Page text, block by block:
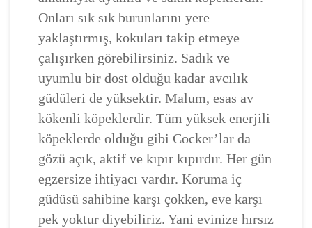
Onları sık sık burunlarını yere
yaklaştırmış, kokuları takip etmeye
çalışırken görebilirsiniz. Sadık ve
uyumlu bir dost olduğu kadar avcılık
güdüleri de yüksektir. Malum, esas av
kökenli köpeklerdir. Tüm yüksek enerjili
köpeklerde olduğu gibi Cocker’lar da
gözü açık, aktif ve kıpır kıpırdır. Her gün
egzersize ihtiyacı vardır. Koruma iç
güdüsü sahibine karşı çokken, eve karşı
pek yoktur diyebiliriz. Yani evinize hırsız